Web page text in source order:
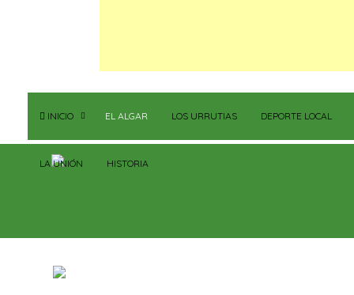
INICIO EL ALGAR LOS URRUTIAS DEPORTE LOCAL
LA UNIÓN HISTORIA